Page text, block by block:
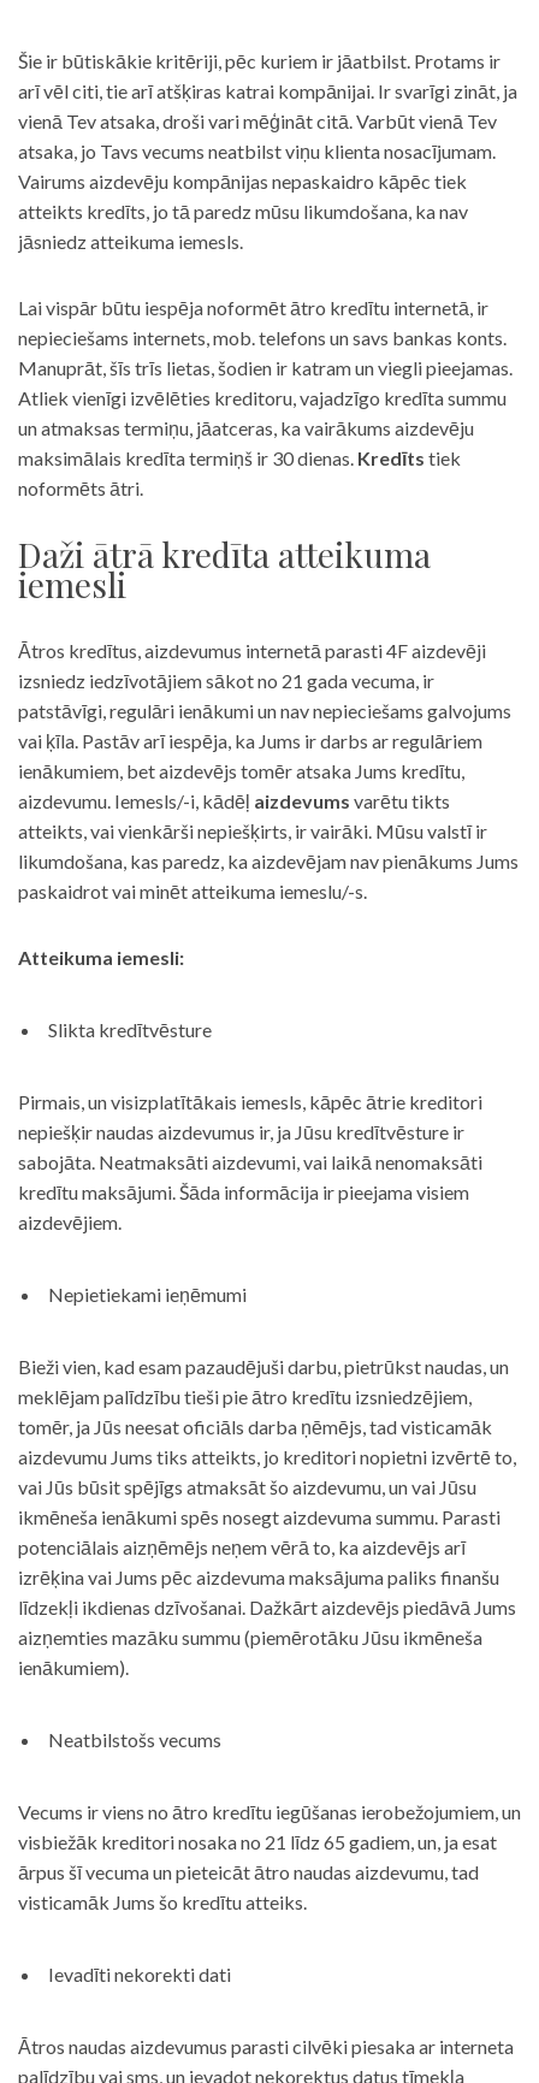
Šie ir būtiskākie kritēriji, pēc kuriem ir jāatbilst. Protams ir
arī vēl citi, tie arī atšķiras katrai kompānijai. Ir svarīgi zināt, ja
vienā Tev atsaka, droši vari mēģināt citā. Varbūt vienā Tev
atsaka, jo Tavs vecums neatbilst viņu klienta nosacījumam.
Vairums aizdevēju kompānijas nepaskaidro kāpēc tiek
atteikts kredīts, jo tā paredz mūsu likumdošana, ka nav
jāsniedz atteikuma iemesls.
Lai vispār būtu iespēja noformēt ātro kredītu internetā, ir
nepieciešams internets, mob. telefons un savs bankas konts.
Manuprāt, šīs trīs lietas, šodien ir katram un viegli pieejamas.
Atliek vienīgi izvēlēties kreditoru, vajadzīgo kredīta summu
un atmaksas termiņu, jāatceras, ka vairākums aizdevēju
maksimālais kredīta termiņš ir 30 dienas. Kredīts tiek
noformēts ātri.
Daži ātrā kredīta atteikuma
iemesli
Ātros kredītus, aizdevumus internetā parasti 4F aizdevēji
izsniedz iedzīvotājiem sākot no 21 gada vecuma, ir
patstāvīgi, regulāri ienākumi un nav nepieciešams galvojums
vai ķīla. Pastāv arī iespēja, ka Jums ir darbs ar regulāriem
ienākumiem, bet aizdevējs tomēr atsaka Jums kredītu,
aizdevumu. Iemesls/-i, kādēļ aizdevums varētu tikts
atteikts, vai vienkārši nepiešķirts, ir vairāki. Mūsu valstī ir
likumdošana, kas paredz, ka aizdevējam nav pienākums Jums
paskaidrot vai minēt atteikuma iemeslu/-s.
Atteikuma iemesli:
Slikta kredītvēsture
Pirmais, un visizplatītākais iemesls, kāpēc ātrie kreditori
nepiešķir naudas aizdevumus ir, ja Jūsu kredītvēsture ir
sabojāta. Neatmaksāti aizdevumi, vai laikā nenomaksāti
kredītu maksājumi. Šāda informācija ir pieejama visiem
aizdevējiem.
Nepietiekami ieņēmumi
Bieži vien, kad esam pazaudējuši darbu, pietrūkst naudas, un
meklējam palīdzību tieši pie ātro kredītu izsniedzējiem,
tomēr, ja Jūs neesat oficiāls darba ņēmējs, tad visticamāk
aizdevumu Jums tiks atteikts, jo kreditori nopietni izvērtē to,
vai Jūs būsit spējīgs atmaksāt šo aizdevumu, un vai Jūsu
ikmēneša ienākumi spēs nosegt aizdevuma summu. Parasti
potenciālais aizņēmējs neņem vērā to, ka aizdevējs arī
izrēķina vai Jums pēc aizdevuma maksājuma paliks finanšu
līdzekļi ikdienas dzīvošanai. Dažkārt aizdevējs piedāvā Jums
aizņemties mazāku summu (piemērotāku Jūsu ikmēneša
ienākumiem).
Neatbilstošs vecums
Vecums ir viens no ātro kredītu iegūšanas ierobežojumiem, un
visbiežāk kreditori nosaka no 21 līdz 65 gadiem, un, ja esat
ārpus šī vecuma un pieteicāt ātro naudas aizdevumu, tad
visticamāk Jums šo kredītu atteiks.
Ievadīti nekorekti dati
Ātros naudas aizdevumus parasti cilvēki piesaka ar interneta
palīdzību vai sms, un ievadot nekorektus datus tīmekļa